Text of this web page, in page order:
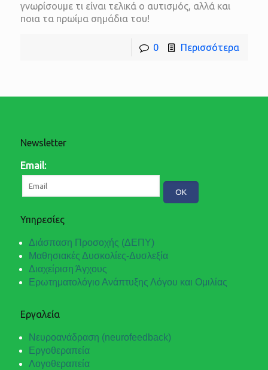
γνωρίσουμε τι είναι τελικά ο αυτισμός, αλλά και
ποια τα πρωίμα σημάδια του!
0 Περισσότερα
Newsletter
Email:
Υπηρεσίες
Διάσπαση Προσοχής (ΔΕΠΥ)
Μαθησιακές Δυσκολίες-Δυσλεξία
Διαχείριση Άγχους
Ερωτηματολόγιο Ανάπτυξης Λόγου και Ομιλίας
Εργαλεία
Νευροανάδραση (neurofeedback)
Εργοθεραπεία
Λογοθεραπεία